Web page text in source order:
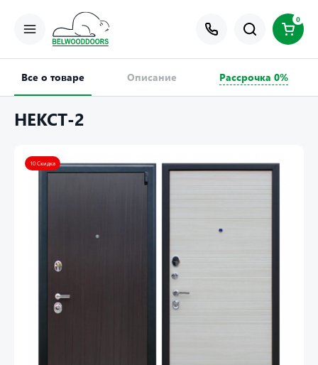
0
Все о товаре Описание Рассрочка 0%
НЕКСТ-2
10 Скидка